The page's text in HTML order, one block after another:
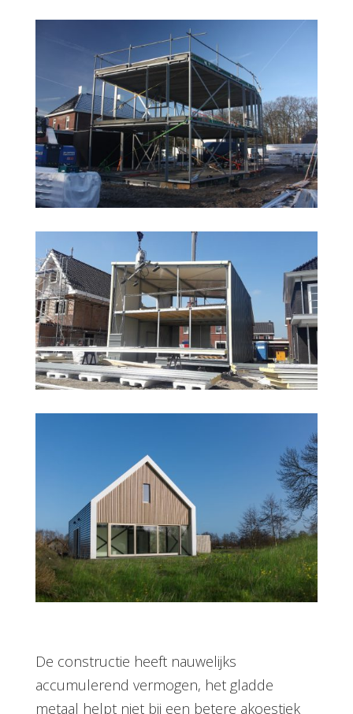
De constructie heeft nauwelijks
accumulerend vermogen, het gladde
metaal helpt niet bij een betere akoestiek